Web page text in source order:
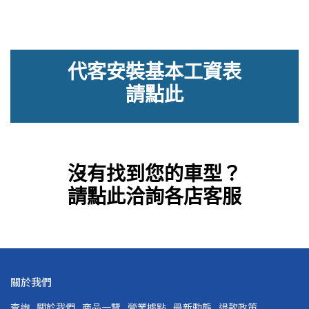
代客安裝基本工資表
請點此
沒有找到您的車型？
請點此洽詢各店客服
關於我們